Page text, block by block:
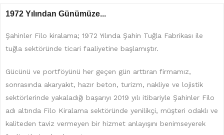
1972 Yılından Günümüze...
Şahinler Filo kiralama; 1972 Yılında Şahin Tuğla Fabrikası ile
tuğla sektöründe ticari faaliyetine başlamıştır.
Gücünü ve portföyünü her geçen gün arttıran firmamız,
sonrasında akaryakıt, hazır beton, turizm, nakliye ve lojistik
sektörlerinde yakaladığı başarıyı 2019 yılı itibariyle Şahinler Filo
adı altında Filo Kiralama sektöründe yenilikçi, müşteri odaklı ve
kaliteden taviz vermeyen bir hizmet anlayışını benimseyerek